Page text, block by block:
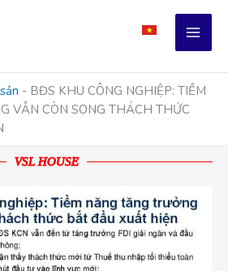
- BĐS KHU CÔNG NGHIỆP: TIỀM
VẪN CÒN SONG THÁCH THỨC
VSL HOUSE